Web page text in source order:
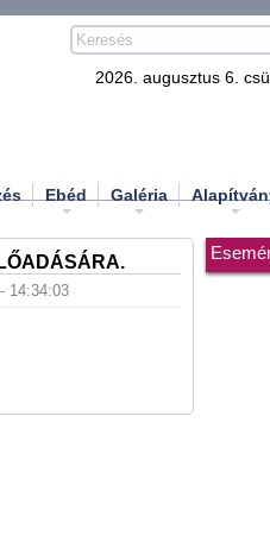
2026. augusztus 6.
Ebéd Galéria
14:34:03